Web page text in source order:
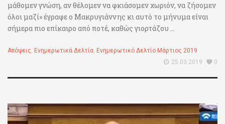
μάθομεν γνώση, αν θέλομεν να φκιάσομεν χωριόν, να ζήσομεν
όλοι μαζί» έγραφε ο Μακρυγιάννης κι αυτό το μήνυμα είναι
σήμερα πιο επίκαιρο από ποτέ, καθώς γιορτάζου ...
Απόψεις, Ενημερωτικά Δελτία, Ενημερωτικό Δελτίο Μάρτιος 2019
25.03.2019
0